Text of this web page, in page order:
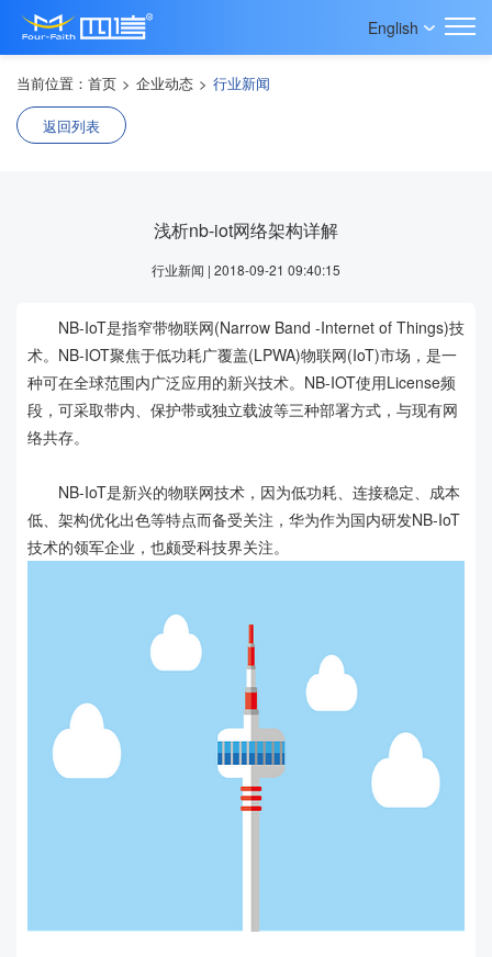
English
当前位置： 首页 > 企业动态 > 行业新闻
返回列表
浅析nb-iot网络架构详解
行业新闻 | 2018-09-21 09:40:15
NB-IoT是指窄带物联网(Narrow Band -Internet of Things)技
术。NB-IOT聚焦于低功耗广覆盖(LPWA)物联网(IoT)市场，是一
种可在全球范围内广泛应用的新兴技术。NB-IOT使用License频
段，可采取带内、保护带或独立载波等三种部署方式，与现有网
络共存。
NB-IoT是新兴的物联网技术，因为低功耗、连接稳定、成本
低、架构优化出色等特点而备受关注，华为作为国内研发NB-IoT
技术的领军企业，也颇受科技界关注。